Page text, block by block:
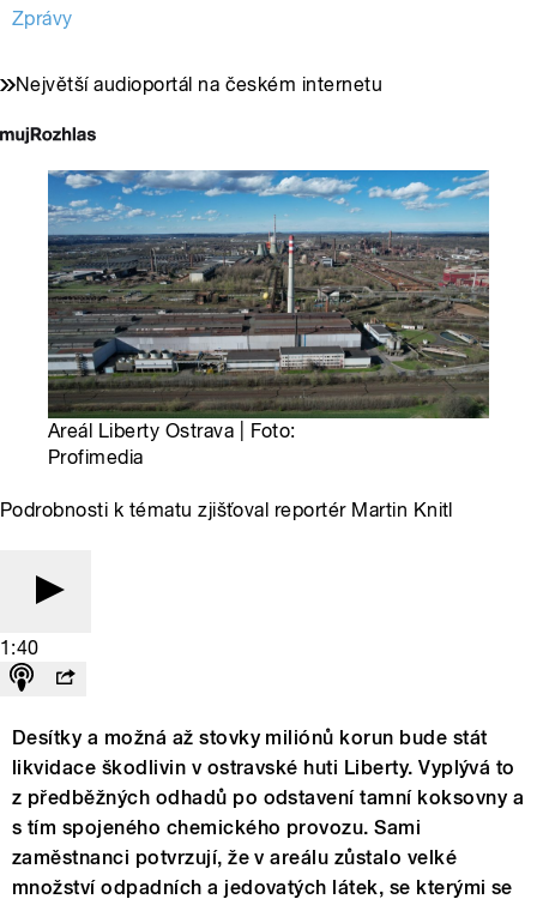
Zprávy
Největší audioportál na českém internetu
Areál Liberty Ostrava | Foto:
Profimedia
Podrobnosti k tématu zjišťoval reportér Martin Knitl
1:40
Desítky a možná až stovky miliónů korun bude stát
likvidace škodlivin v ostravské huti Liberty. Vyplývá to
z předběžných odhadů po odstavení tamní koksovny a
s tím spojeného chemického provozu. Sami
zaměstnanci potvrzují, že v areálu zůstalo velké
množství odpadních a jedovatých látek, se kterými se